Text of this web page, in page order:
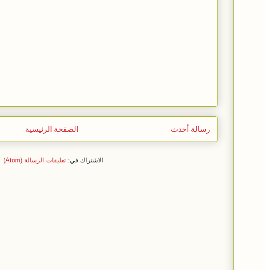
رسالة أحدث الصفحة الرئيسية
الاشتراك في: تعليقات الرسالة (Atom)